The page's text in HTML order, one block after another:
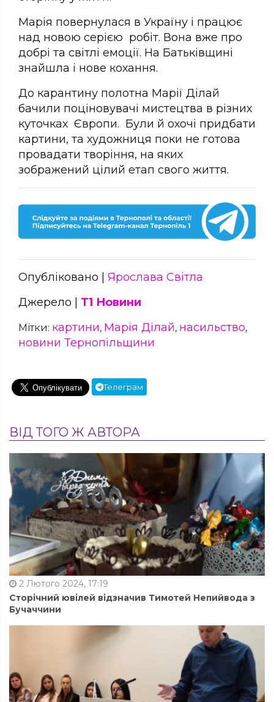
Марія повернулася в Україну і працює
над новою серією робіт. Вона вже про
добрі та світлі емоції. На Батьківщині
знайшла і нове кохання.
До карантину полотна Марії Ділай
бачили поціновувачі мистецтва в різних
куточках Європи. Були й охочі придбати
картини, та художниця поки не готова
провадати творіння, на яких
зображений цілий етап свого життя.
Опубліковано | Ярослава Світла
Джерело | Т1 Новини
Мітки: картини, Марія Ділай, насильство,
новини Тернопільщини
Телеграм
ВІД ТОГО Ж АВТОРА
2 Лютого 2024, 17:19
Сторічний ювілей відзначив Тимотей Непийвода з
Бучаччини